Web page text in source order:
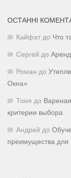
ОСТАННІ
Кайфат до Что
Сергей до
Роман до
Окна»
Тоня до
критерии выбора
Андрей до
преимущества для